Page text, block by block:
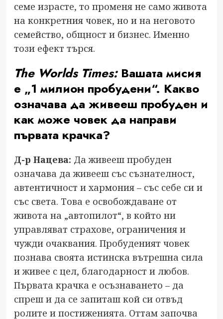
семе израсте, то променя не само живота
на конкретния човек, но и на неговото
семейство, общност и бизнес. Именно
този ефект търся.
The Worlds Times:Вашата мисия
е „1 милион пробудени“. Какво
означава да живееш пробуден и
как може човек да направи
първата крачка?
Д-р Нацева: Да живееш пробуден
означава да живееш със съзнателност,
автентичност и хармония – със себе си и
със света. Това е освобождаване от
живота на „автопилот“, в който ни
управляват страхове, ограничения и
чужди очаквания. Пробуденият човек
познава своята истинска вътрешна сила
и живее с цел, благодарност и любов.
Първата крачка е осъзнаването – да
спреш и да се запиташ кой си отвъд
ролите и постиженията. Оттам започва